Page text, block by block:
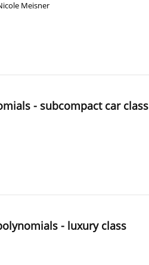
Meisner
- subcompact car class
- luxury class